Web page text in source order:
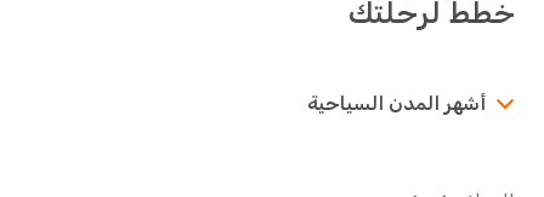
خطط لرحلتك
أشهر المدن السياحية